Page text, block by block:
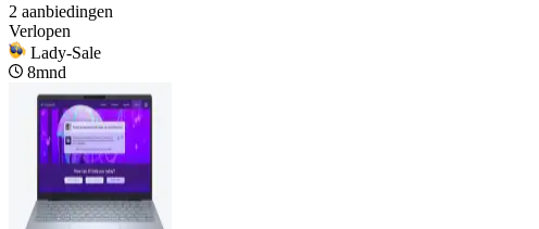
2 aanbiedingen
Verlopen
Lady-Sale
8mnd